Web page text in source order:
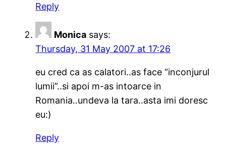
Reply
Monica says:
Thursday, 31 May 2007 at 17:26
eu cred ca as calatori..as face “inconjurul
lumii”..si apoi m-as intoarce in
Romania..undeva la tara..asta imi doresc
eu:)
Reply